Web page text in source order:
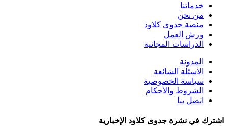
خدماتنا
من نحن
منصة جدوى كلاود
ورش العمل
الدراسات المجانية
المدونة
الاسئلة الشائعة
سياسة الخصوصية
الشروط والأحكام
اتصل بنا
اشترك في نشرة جدوى كلاود الإخبارية